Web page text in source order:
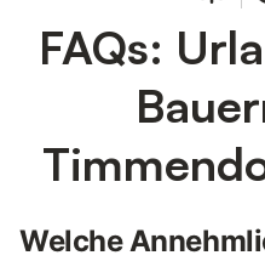
FAQs:
Welche